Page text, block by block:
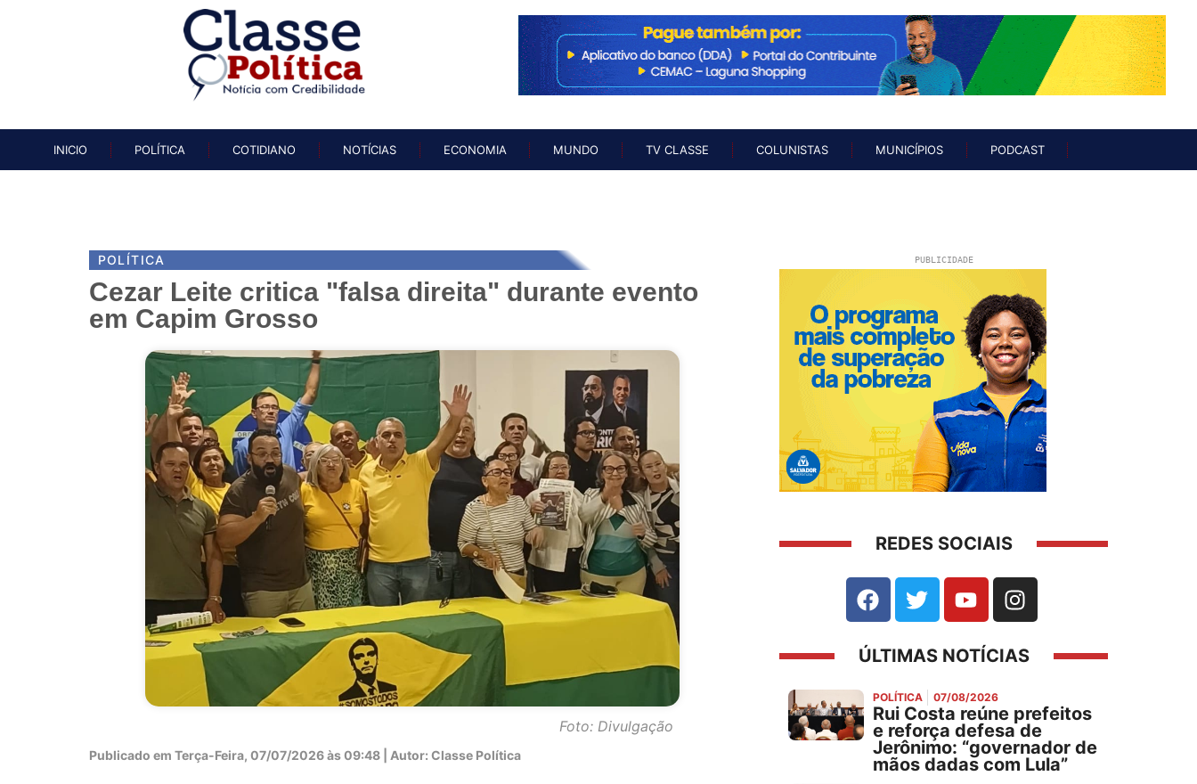
INICIO
POLÍTICA COTIDIANO NOTÍCIAS ECONOMIA MUNDO TV CLASSE COLUNISTAS MUNICÍPIOS PODCAST
POLÍTICA
Cezar Leite critica "falsa direita" durante evento
em Capim Grosso
Foto: Divulgação
Publicado em Terça-Feira, 07/07/2026 às 09:48 | Autor: Classe Política
PUBLICIDADE
REDES SOCIAIS
ÚLTIMAS NOTÍCIAS
POLÍTICA 07/08/2026
Rui Costa reúne prefeitos
e reforça defesa de
Jerônimo: “governador de
mãos dadas com Lula”